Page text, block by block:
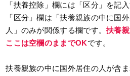
「扶養控除」欄には「区分」を記
「区分」欄は「扶養親族の中に国
人」のみが関係する欄です。扶養
ここは空欄のままでOKです。
扶養親族の中に国外居住の人が含